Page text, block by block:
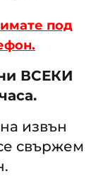
под
ВСЕКИ
извън
свържем